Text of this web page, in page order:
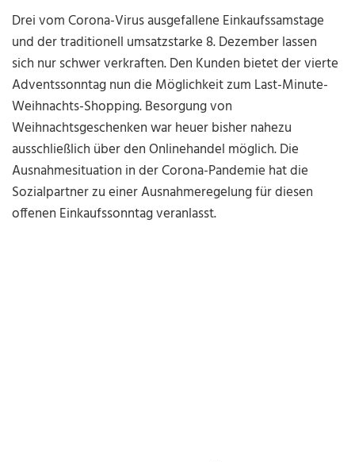
Drei vom Corona-Virus ausgefallene Einkaufssamstage
und der traditionell umsatzstarke 8. Dezember lassen
sich nur schwer verkraften. Den Kunden bietet der vierte
Adventssonntag nun die Möglichkeit zum Last-Minute-
Weihnachts-Shopping. Besorgung von
Weihnachtsgeschenken war heuer bisher nahezu
ausschließlich über den Onlinehandel möglich. Die
Ausnahmesituation in der Corona-Pandemie hat die
Sozialpartner zu einer Ausnahmeregelung für diesen
offenen Einkaufssonntag veranlasst.